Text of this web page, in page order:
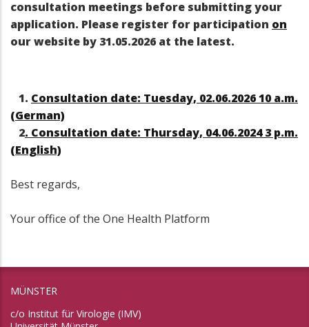
consultation meetings before submitting your
application. Please register for participation on
our website by 31.05.2026 at the latest.
1. Consultation date: Tuesday, 02.06.2026 10 a.m.
(German)
2. Consultation date: Thursday, 04.06.2024 3 p.m.
(English)
Best regards,
Your office of the One Health Platform
MÜNSTER
c/o Institut für Virologie (IMV)